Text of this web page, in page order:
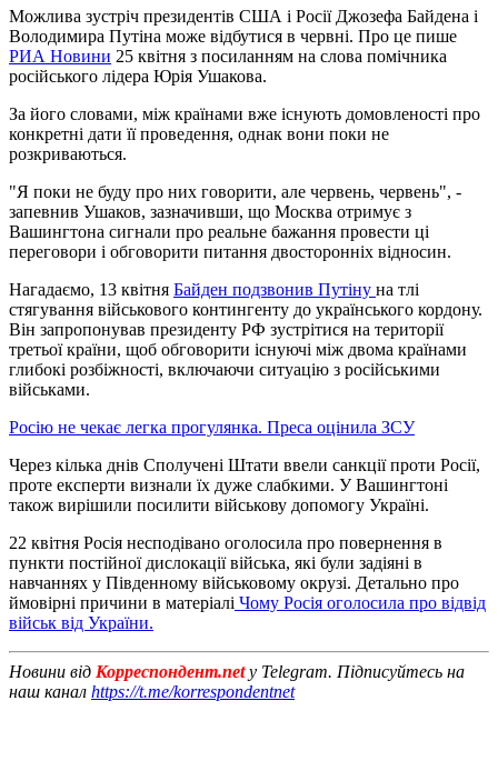
Можлива зустріч президентів США і Росії Джозефа Байдена і
Володимира Путіна може відбутися в червні. Про це пише
РИА Новини 25 квітня з посиланням на слова помічника
російського лідера Юрія Ушакова.
За його словами, між країнами вже існують домовленості про
конкретні дати її проведення, однак вони поки не
розкриваються.
"Я поки не буду про них говорити, але червень, червень", -
запевнив Ушаков, зазначивши, що Москва отримує з
Вашингтона сигнали про реальне бажання провести ці
переговори і обговорити питання двосторонніх відносин.
Нагадаємо, 13 квітня Байден подзвонив Путіну на тлі
стягування військового контингенту до українського кордону.
Він запропонував президенту РФ зустрітися на території
третьої країни, щоб обговорити існуючі між двома країнами
глибокі розбіжності, включаючи ситуацію з російськими
військами.
Росію не чекає легка прогулянка. Преса оцінила ЗСУ
Через кілька днів Сполучені Штати ввели санкції проти Росії,
проте експерти визнали їх дуже слабкими. У Вашингтоні
також вирішили посилити військову допомогу Україні.
22 квітня Росія несподівано оголосила про повернення в
пункти постійної дислокації війська, які були задіяні в
навчаннях у Південному військовому окрузі. Детально про
ймовірні причини в матеріалі Чому Росія оголосила про відвід
військ від України.
Новини від Корреспондент.netу Telegram. Підписуйтесь на
наш канал https://t.me/korrespondentnet